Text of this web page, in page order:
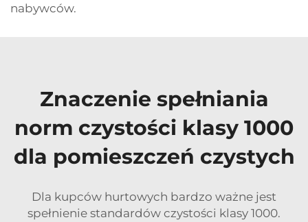
nabywców.
Znaczenie spełniania
norm czystości klasy 1000
dla pomieszczeń czystych
Dla kupców hurtowych bardzo ważne jest
spełnienie standardów czystości klasy 1000.